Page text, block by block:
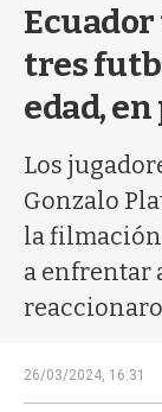
tres
edad,
Los
Gonzalo
la filmación
a enfrentar
26/03/2024, 16:31